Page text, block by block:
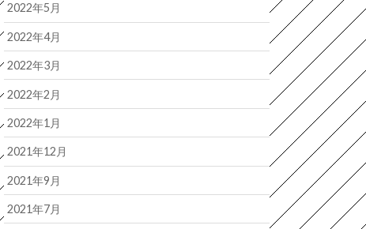
2022年5月
2022年4月
2022年3月
2022年2月
2022年1月
2021年12月
2021年9月
2021年7月